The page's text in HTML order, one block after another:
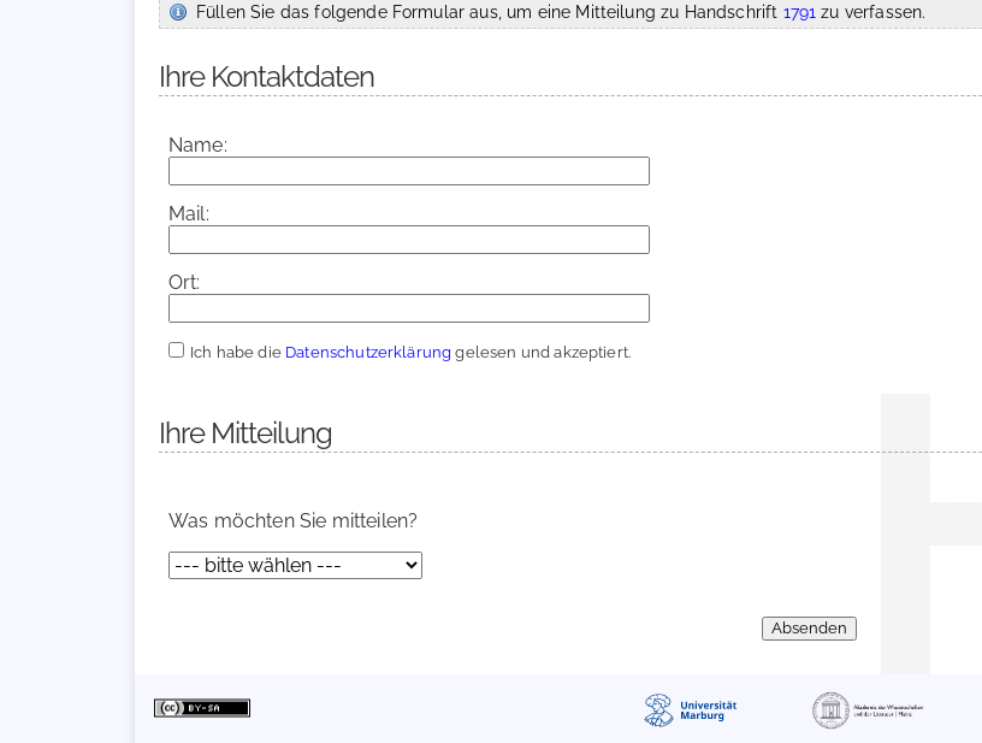
Füllen Sie das folgende Formular aus, um eine Mitteilung zu Handschrift 1791 zu verfassen.
Ihre Kontaktdaten
Name:
Mail:
Ort:
Ich habe die Datenschutzerklärung gelesen und akzeptiert.
Ihre Mitteilung
Was möchten Sie mitteilen?